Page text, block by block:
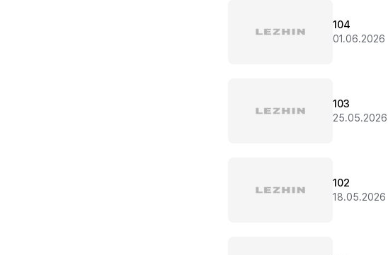
104
01.06.2026
103
25.05.2026
102
18.05.2026